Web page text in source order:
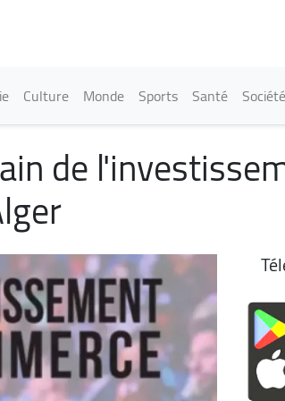
Culture Monde Sports Santé Société
de